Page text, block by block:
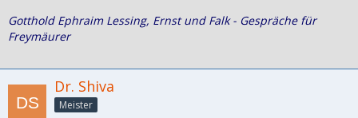
Gotthold Ephraim Lessing, Ernst und Falk - Gespräche für
Freymäurer
Dr. Shiva
Meister